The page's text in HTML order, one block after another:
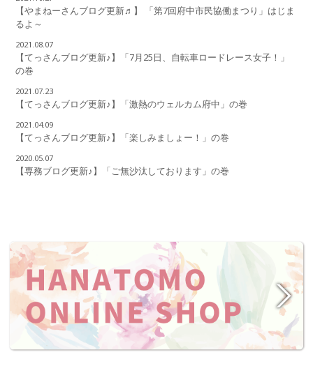
【やまねーさんブログ更新♬】 「第7回府中市民協働まつり」はじま
るよ～
2021.08.07
【てっさんブログ更新♪】「7月25日、自転車ロードレース女子！」
の巻
2021.07.23
【てっさんブログ更新♪】「激熱のウェルカム府中」の巻
2021.04.09
【てっさんブログ更新♪】「楽しみましょー！」の巻
2020.05.07
【専務ブログ更新♪】「ご無沙汰しております」の巻